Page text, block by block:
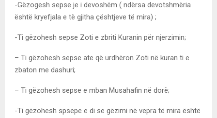
-Gëzogesh sepse je i devoshëm ( ndërsa devotshmëria
është kryefjala e të gjitha çështjeve të mira) ;
-Ti gëzohesh sepse Zoti e zbriti Kuranin për njerzimin;
– Ti gëzohesh sepse ate që urdhëron Zoti në kuran ti e
zbaton me dashuri;
– Ti gëzohesh sepse e mban Musahafin në dorë;
-Ti gëzohesh spsepe e di se gëzimi në vepra të mira është